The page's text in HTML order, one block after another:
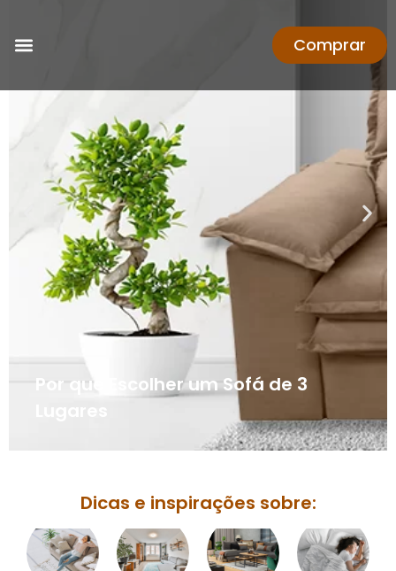
Comprar
Por que Escolher um Sofá de 3
Dicas e inspirações sobre: